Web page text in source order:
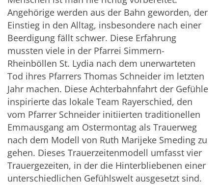
Angehörige werden aus der Bahn geworden, der
Einstieg in den Alltag, insbesondere nach einer
Beerdigung fällt schwer. Diese Erfahrung
mussten viele in der Pfarrei Simmern-
Rheinböllen St. Lydia nach dem unerwarteten
Tod ihres Pfarrers Thomas Schneider im letzten
Jahr machen. Diese Achterbahnfahrt der Gefühle
inspirierte das lokale Team Rayerschied, den
vom Pfarrer Schneider initiierten traditionellen
Emmausgang am Ostermontag als Trauerweg
nach dem Modell von Ruth Marijeke Smeding zu
gehen. Dieses Trauerzeitenmodell umfasst vier
Trauergezeiten, in der die Hinterbliebenen einer
unterschiedlichen Gefühlswelt ausgesetzt sind.